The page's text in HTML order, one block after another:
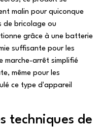
malin pour quiconque
de bricolage ou
grâce à une batterie
suffisante pour les
marche-arrêt simplifié
même pour les
ce type d'appareil
techniques de